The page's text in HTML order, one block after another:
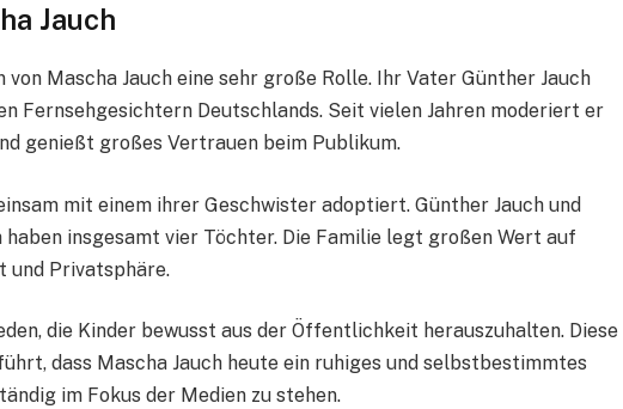
Jauch
von Mascha Jauch eine sehr große Rolle. Ihr Vater Günther Jauch
Fernsehgesichtern Deutschlands. Seit vielen Jahren moderiert er
genießt großes Vertrauen beim Publikum.
mit einem ihrer Geschwister adoptiert. Günther Jauch und
haben insgesamt vier Töchter. Die Familie legt großen Wert auf
und Privatsphäre.
die Kinder bewusst aus der Öffentlichkeit herauszuhalten. Diese
dass Mascha Jauch heute ein ruhiges und selbstbestimmtes
im Fokus der Medien zu stehen.